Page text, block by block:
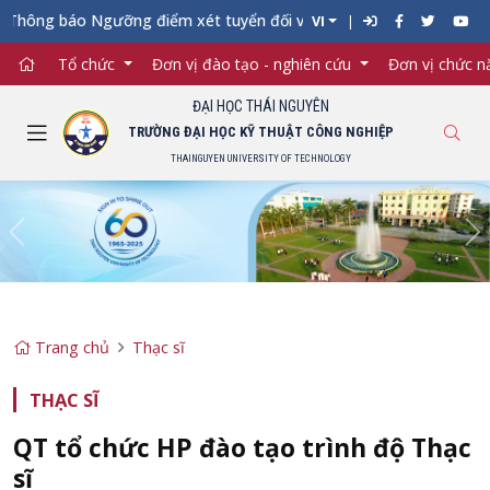
báo Ngưỡng điểm xét tuyển đối với từng ngành đào tạo
VI
Tổ chức Đơn vị đào tạo - nghiên cứu Đơn vị chức
ĐẠI HỌC THÁI NGUYÊN
TRƯỜNG ĐẠI HỌC KỸ THUẬT CÔNG NGHIỆP
THAINGUYEN UNIVERSITY OF TECHNOLOGY
Previous
Trang chủ Thạc sĩ
THẠC SĨ
QT tổ chức HP đào tạo trình độ Thạc
sĩ